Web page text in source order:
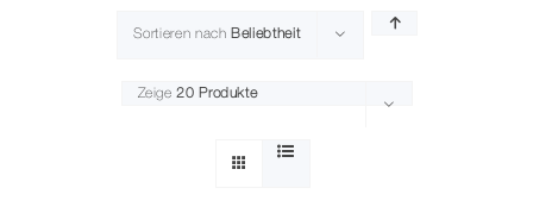
Sortieren nach Beliebtheit
Zeige20 Produkte